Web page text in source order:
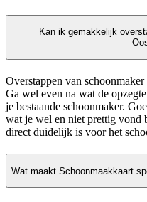
Kan ik gemakkelijk
Overstappen van
Ga wel even na wat de
je bestaande schoonmaker.
wat je wel en niet prettig vond
direct duidelijk is voor het
Wat maakt Schoonmaakkaart